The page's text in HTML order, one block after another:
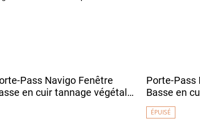
Pass Navigo Fenêtre
en cuir tannage végétal -
Porte-Pass
Basse en
DENSHA
ÉPUISÉ